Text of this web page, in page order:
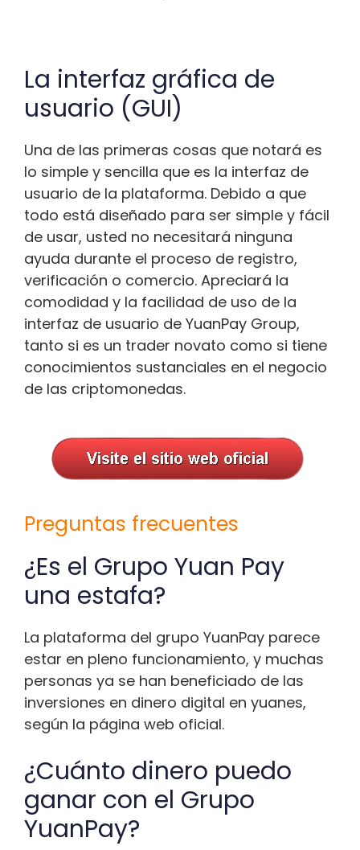
La interfaz gráfica de
usuario (GUI)
Una de las primeras cosas que notará es
lo simple y sencilla que es la interfaz de
usuario de la plataforma. Debido a que
todo está diseñado para ser simple y fácil
de usar, usted no necesitará ninguna
ayuda durante el proceso de registro,
verificación o comercio. Apreciará la
comodidad y la facilidad de uso de la
interfaz de usuario de YuanPay Group,
tanto si es un trader novato como si tiene
conocimientos sustanciales en el negocio
de las criptomonedas.
Preguntas frecuentes
¿Es el Grupo Yuan Pay
una estafa?
La plataforma del grupo YuanPay parece
estar en pleno funcionamiento, y muchas
personas ya se han beneficiado de las
inversiones en dinero digital en yuanes,
según la página web oficial.
¿Cuánto dinero puedo
ganar con el Grupo
YuanPay?